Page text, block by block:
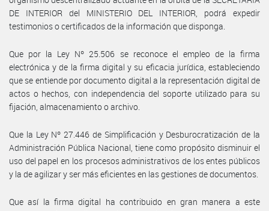
DE INTERIOR del MINISTERIO DEL INTERIOR, podrá expedir
testimonios o certificados de la información que disponga.
Que por la Ley Nº 25.506 se reconoce el empleo de la firma
electrónica y de la firma digital y su eficacia jurídica, estableciendo
que se entiende por documento digital a la representación digital de
actos o hechos, con independencia del soporte utilizado para su
fijación, almacenamiento o archivo.
Que la Ley Nº 27.446 de Simplificación y Desburocratización de la
Administración Pública Nacional, tiene como propósito disminuir el
uso del papel en los procesos administrativos de los entes públicos
y la de agilizar y ser más eficientes en las gestiones de documentos.
Que así la firma digital ha contribuido en gran manera a este